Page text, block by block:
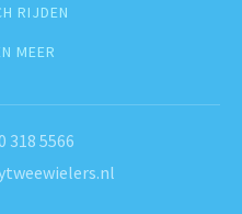
RIJDEN
MEER
318 5566